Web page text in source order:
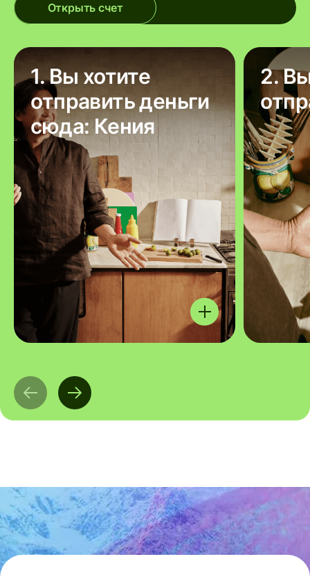
Открыть счет
1. Вы хотите
отправить деньги
сюда: Кения
2.